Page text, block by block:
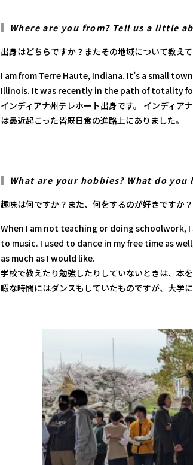
Where are you from? Tell us a little
出身はどちらですか？またその地域について教えて
I am from Terre Haute, Indiana. It’s a small
Illinois. It was recently in the path of totality
インディアナ州テレホート出身です。 インディア
は最近起こった皆既日食の進路上にありました。
What are your hobbies? What do
趣味は何ですか？また、何をするのが好きですか？
When I am not teaching or doing schoolwork,
to music. I used to dance in my free time as
as much as I would like.
学校で教えたり勉強したりしていないときは、本
暇な時間にはダンスもしていたものですが、大学